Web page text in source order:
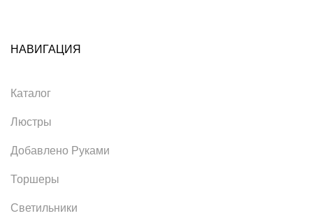
НАВИГАЦИЯ
Каталог
Люстры
Добавлено Руками
Торшеры
Светильники